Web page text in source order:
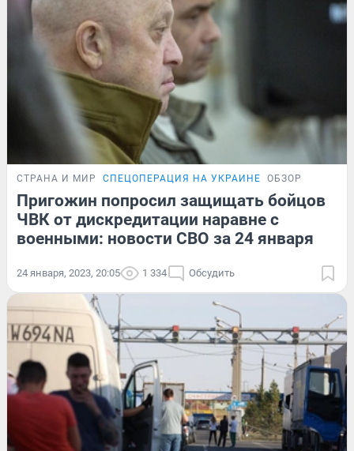
СТРАНА И МИР СПЕЦОПЕРАЦИЯ НА УКРАИНЕ ОБЗОР
Пригожин попросил защищать бойцов
ЧВК от дискредитации наравне с
военными: новости СВО за 24 января
24 января, 2023, 20:05 1 334 Обсудить